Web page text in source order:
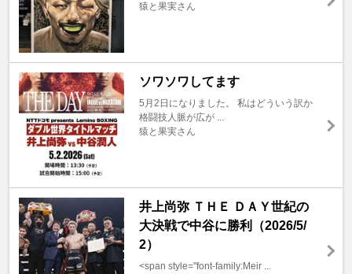
猿と果実さん
ソワソワしてます
5月2日になりました。 私はどういう訳か
格闘技人脈が広が ...
猿と果実さん
井上尚弥 ＴＨＥ ＤＡＹ世紀の
大決戦で中谷に勝利（2026/5/
2）
<span style="font-family:Meir ...